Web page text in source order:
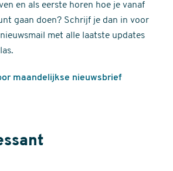
en als eerste horen hoe je vanaf
gaan doen? Schrijf je dan in voor
met alle laatste updates
maandelijkse nieuwsbrief